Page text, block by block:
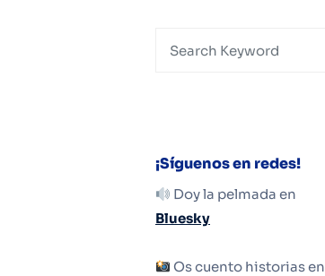
¡Síguenos en redes!
Doy la pelmada en
Bluesky
Os cuento historias en